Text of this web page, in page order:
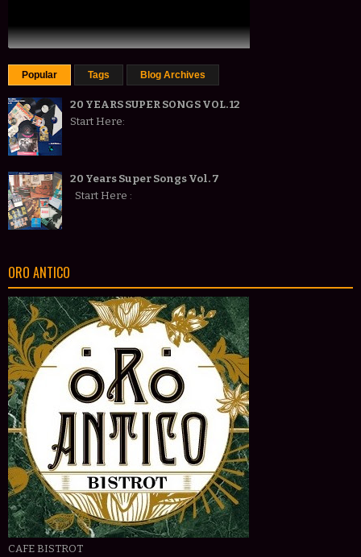
Popular Tags Blog Archives
20 YEARS SUPER SONGS VOL. 12
Start Here:
20 Years Super Songs Vol. 7
Start Here :
ORO ANTICO
CAFE BISTROT